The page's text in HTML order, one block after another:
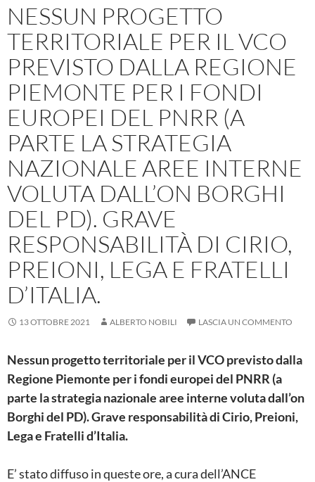
NESSUN PROGETTO
TERRITORIALE PER IL VCO
PREVISTO DALLA REGIONE
PIEMONTE PER I FONDI
EUROPEI DEL PNRR (A
PARTE LA STRATEGIA
NAZIONALE AREE INTERNE
VOLUTA DALL’ON BORGHI
DEL PD). GRAVE
RESPONSABILITÀ DI CIRIO,
PREIONI, LEGA E FRATELLI
D’ITALIA.
13 OTTOBRE 2021 ALBERTO NOBILI LASCIA UN COMMENTO
Nessun progetto territoriale per il VCOprevistodalla
Regione Piemonte per i fondieuropei del PNRR (a
parte la strategia nazionale aree internevoluta dall’on
Borghi del PD). Grave responsabilitàdi Cirio, Preioni,
Lega e Fratelli d’Italia.
E’ stato diffuso in queste ore, a cura dell’ANCE